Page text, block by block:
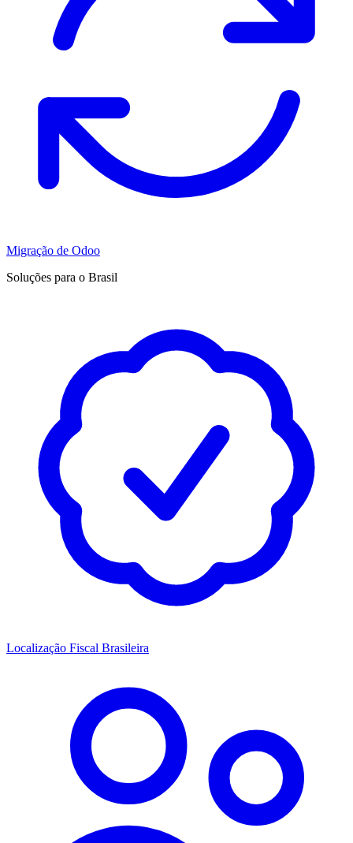
Migração de Odoo
Soluções para o Brasil
Localização Fiscal Brasileira